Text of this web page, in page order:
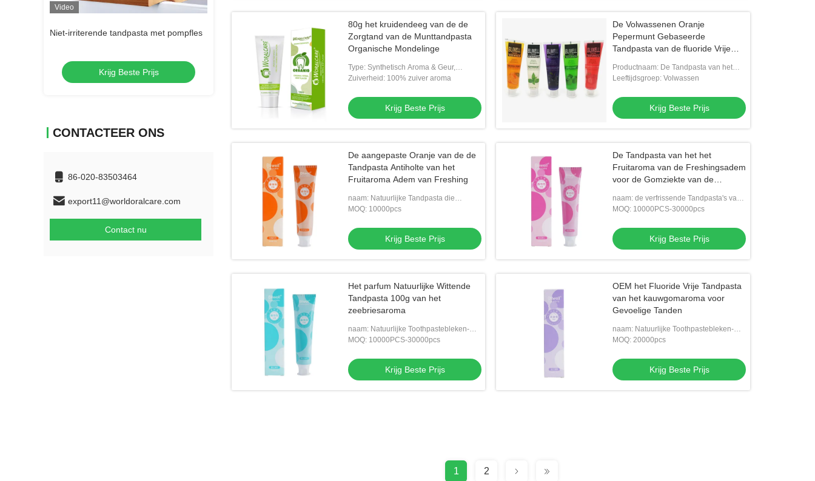
Video
Niet-irriterende tandpasta met pompfles
Krijg Beste Prijs
Niet-irriterende tandpasta met pompfles
Krijg Beste Prijs
CONTACTEER ONS
86-020-83503464
export11@worldoralcare.com
Contact nu
80g het kruidendeeg van de de
Zorgtand van de Munttandpasta
Organische Mondelinge
Type: Synthetisch Aroma & Geur,
voedselflavor/e-liquid/fruit aroma
Zuiverheid: 100% zuiver aroma
Krijg Beste Prijs
De Volwassenen Oranje
Pepermunt Gebaseerde
Tandpasta van de fluoride Vrije
Tandpasta
Productnaam: De Tandpasta van het
fruitaroma
Leeftijdsgroep: Volwassen
Krijg Beste Prijs
De aangepaste Oranje van de de
Tandpasta Antiholte van het
Fruitaroma Adem van Freshing
naam: Natuurlijke Tandpasta die
Tandpasta's witten
MOQ: 10000pcs
Krijg Beste Prijs
De Tandpasta van het het
Fruitaroma van de Freshingsadem
voor de Gomziekte van de
naam: de verfrissende Tandpasta's van
het fruitaroma
MOQ: 10000PCS-30000pcs
Krijg Beste Prijs
Het parfum Natuurlijke Wittende
Tandpasta 100g van het
zeebriesaroma
naam: Natuurlijke Toothpastebleken-
Tandpasta's
MOQ: 10000PCS-30000pcs
Krijg Beste Prijs
OEM het Fluoride Vrije Tandpasta
van het kauwgomaroma voor
Gevoelige Tanden
naam: Natuurlijke Toothpastebleken-
Tandpasta's
MOQ: 20000pcs
Krijg Beste Prijs
1 2